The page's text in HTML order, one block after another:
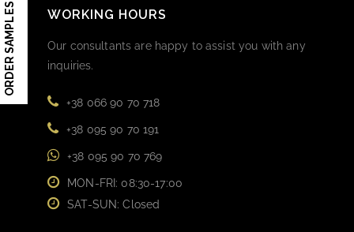
ORDER SAMPLES WORKING HOURS
Our consultants are happy to assist you with any
inquiries.
+38 066 90 70 718
+38 095 90 70 191
+38 095 90 70 769
MON-FRI: 08:30-17:00
SAT-SUN: Closed